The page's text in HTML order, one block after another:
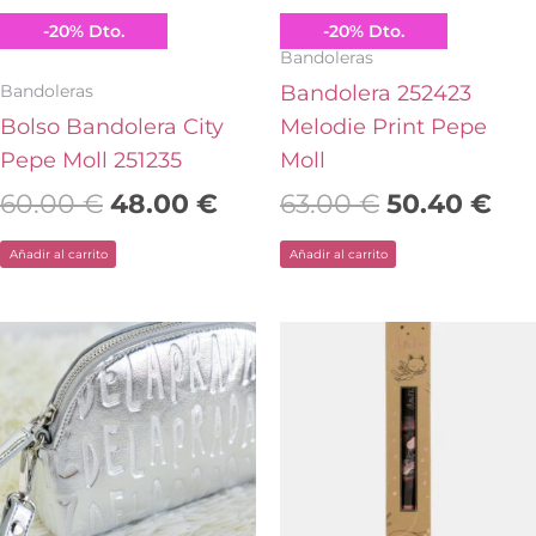
-20% Dto.
Pepe Moll
Bandoleras
Bolso Bandolera City
Pepe Moll 251235
60.00€ 48.00 €
Añadir al carrito
-20% Dto.
Pepe Moll
Bandoleras
Bandolera 252423
Melodie Print Pepe
Moll
63.00€ 50.40 €
Añadir al carrito
El
precio
original
era:
35.80 €.
El
precio
actual
es:
25.00 €.